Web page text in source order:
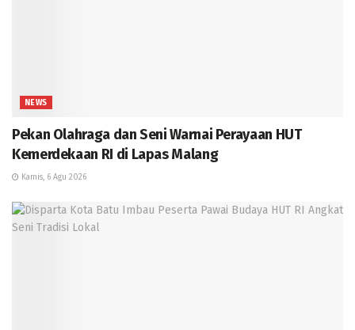
NEWS
Pekan Olahraga dan Seni Warnai Perayaan HUT
Kemerdekaan RI di Lapas Malang
Kamis, 6 Agu 2026